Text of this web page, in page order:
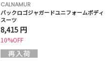
CALNAMUR
バックロゴジャガードユニフォームボディ
スーツ
8,415 円
10%OFF